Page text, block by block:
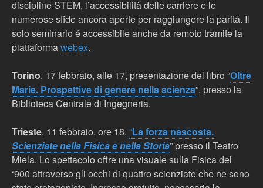
discipline STEM, l’accessibilità delle carriere e le
numerose sfide ancora aperte per raggiungere la parità. Il
solo seminario é accessibile anche da remoto tramite la
piattaformawebex.
Torino, 17 febbraio, alle 17, presentazione del libro “Oltre
Marie. Prospettive di genere nella scienza”, presso la
Biblioteca Centrale di Ingegneria.
Trieste, 11 febbraio, ore 18, “La forza nascosta.
Scienziate nella Fisica e nella Storia” presso il Teatro
Miela. Lo spettacolo offre una visuale sulla Fisica del
‘900 attraverso gli occhi di quattro scienziate che ne sono